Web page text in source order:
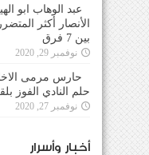
عبد الوهاب ابو
الأنصار أكثر
بين 7 فرق
نوفمبر 29, 2020
حارس مرمى
حلم النادي الفوز
نوفمبر 27, 2020
أخبار وأسرار